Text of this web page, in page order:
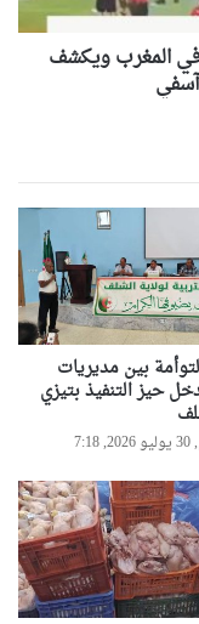
المغرب ويكشف
بين مديريات
حيز التنفيذ بتيزي